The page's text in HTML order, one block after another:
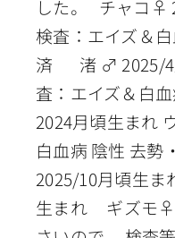
した。 チャコ♀
検査：エイズ＆
済 渚 ♂ 2025/4
査：エイズ＆白
2024月頃生まれ
白血病 陰性 去
2025/10月頃生
生まれ ギズモ♀